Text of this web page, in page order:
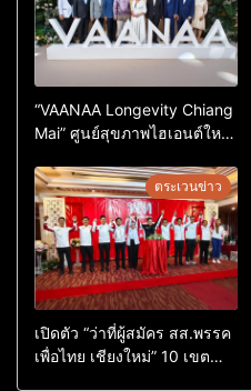
“VAANAA Longevity Chiang
Mai” ศูนย์สุขภาพไฮเอนต์ใหญ่
ตระเวนข่าว
เปิดตัว “ว่าที่ผู้สมัคร สส.พรรค
เพื่อไทย เชียงใหม่” 10 เขต